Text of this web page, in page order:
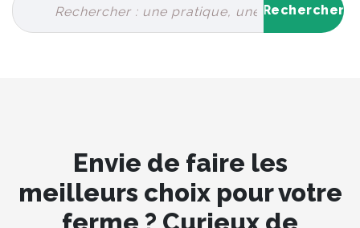
Envie de faire les
meilleurs choix pour votre
ferme ? Curieux de